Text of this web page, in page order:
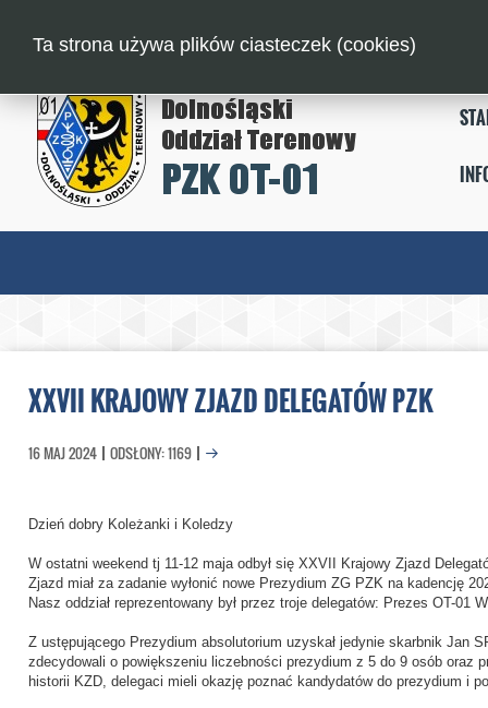
XXVII KRAJOWY ZJAZD DELEGATÓW PZK
16 MAJ 2024 ODSŁONY: 1169
Dzień dobry Koleżanki i Koledzy
W ostatni weekend tj 11-12 maja odbył się XXVII Krajowy Zjazd
Zjazd miał za zadanie wyłonić nowe Prezydium ZG PZK na kadencję
Nasz oddział reprezentowany był przez troje delegatów: Prezes OT-
Z ustępującego Prezydium absolutorium uzyskał jedynie skarbnik Jan
zdecydowali o powiększeniu liczebności prezydium z 5 do 9 osób oraz
historii KZD, delegaci mieli okazję poznać kandydatów do prezydium i
Ta strona używa plików ciasteczek (cookies)